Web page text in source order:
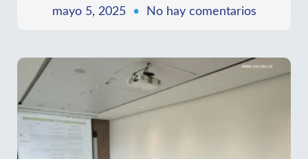
mayo 5, 2025 No hay comentarios